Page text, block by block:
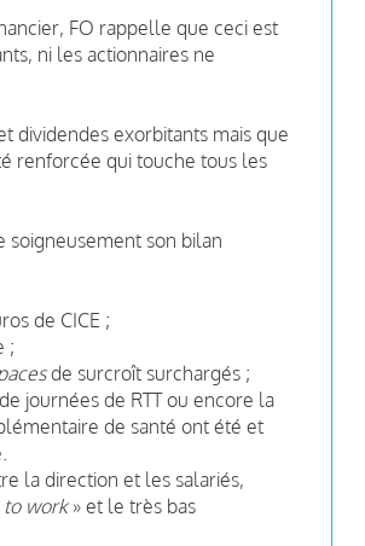
FO rappelle que ceci est
ni les actionnaires ne
dividendes exorbitants mais que
renforcée qui touche tous les
soigneusement son bilan
de CICE ;
;
de surcroît surchargés ;
journées de RTT ou encore la
de santé ont été et
la direction et les salariés,
work» et le très bas